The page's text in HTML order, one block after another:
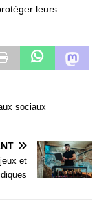
leurs
sociaux
et